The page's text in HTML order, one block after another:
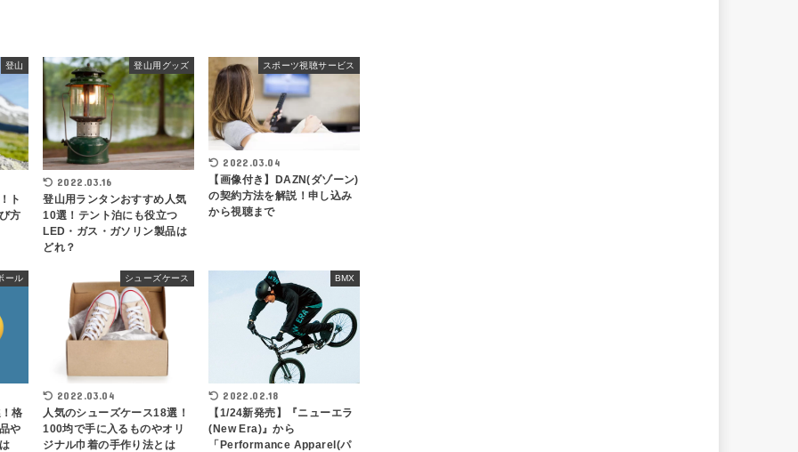
登山
ト
方
登山用グッズ
2022.03.16
登山用ランタンおすすめ人気
10選！テント泊にも役立つ
LED・ガス・ガソリン製品は
どれ？
スポーツ視聴サービス
2022.03.04
【画像付き】DAZN(ダゾーン)
の契約方法を解説！申し込み
から視聴まで
ール
格
や
シューズケース
2022.03.04
人気のシューズケース18選！
100均で手に入るものやオリ
ジナル巾着の手作り法とは
BMX
2022.02.18
【1/24新発売】『ニューエラ
(New Era)』から
「Performance Apparel(パ